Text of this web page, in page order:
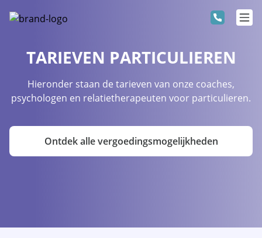
TARIEVEN PARTICULIEREN
Hieronder staan de tarieven van onze coaches,
psychologen en relatietherapeuten voor particulieren.
Ontdek alle vergoedingsmogelijkheden